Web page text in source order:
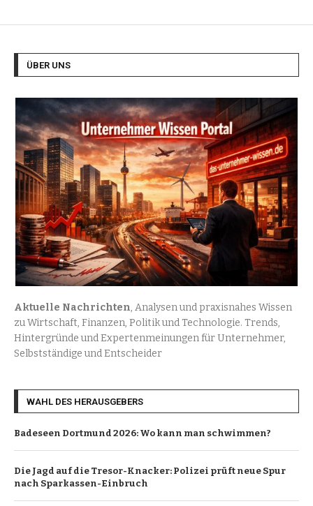
ÜBER UNS
Aktuelle Nachrichten, Analysen und praxisnahes Wissen
zu Wirtschaft, Finanzen, Politik und Technologie. Trends,
Hintergründe und Expertenmeinungen für Unternehmer,
Selbstständige und Entscheider
WAHL DES HERAUSGEBERS
Badeseen Dortmund 2026: Wo kann man schwimmen?
Die Jagd auf die Tresor-Knacker: Polizei prüft neue Spur
nach Sparkassen-Einbruch